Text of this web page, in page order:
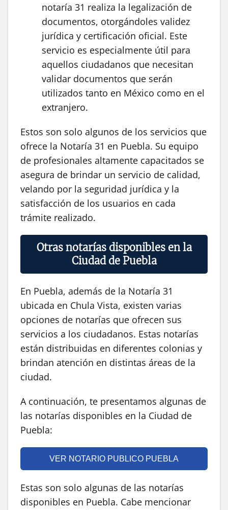
notaría 31 realiza la legalización de
documentos, otorgándoles validez
jurídica y certificación oficial. Este
servicio es especialmente útil para
aquellos ciudadanos que necesitan
validar documentos que serán
utilizados tanto en México como en el
extranjero.
Estos son solo algunos de los servicios que
ofrece la Notaría 31 en Puebla. Su equipo
de profesionales altamente capacitados se
asegura de brindar un servicio de calidad,
velando por la seguridad jurídica y la
satisfacción de los usuarios en cada
trámite realizado.
Otras notarías disponibles en la
Ciudad de Puebla
En Puebla, además de la Notaría 31
ubicada en Chula Vista, existen varias
opciones de notarías que ofrecen sus
servicios a los ciudadanos. Estas notarías
están distribuidas en diferentes colonias y
brindan atención en distintas áreas de la
ciudad.
A continuación, te presentamos algunas de
las notarías disponibles en la Ciudad de
Puebla:
VER NOTARIO PUBLICO PUEBLA
Estas son solo algunas de las notarías
disponibles en Puebla. Cabe mencionar